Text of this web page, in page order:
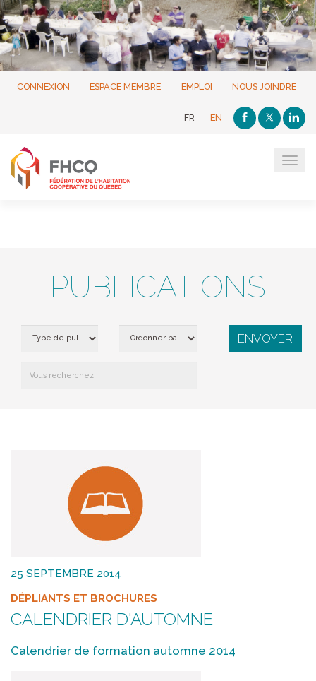
CONNEXION ESPACE MEMBRE EMPLOI NOUS JOINDRE
FR EN
PUBLICATIONS
25 SEPTEMBRE 2014
DÉPLIANTS ET BROCHURES
CALENDRIER D'AUTOMNE
Calendrier de formation automne 2014